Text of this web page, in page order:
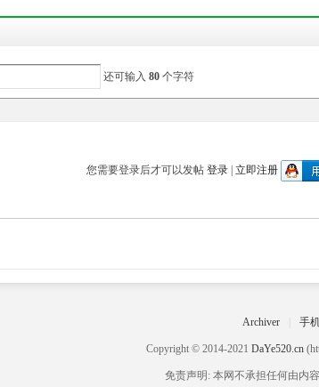
还可输入 80 个字符
您需要登录后才可以发帖 登录| 立即注册
Archiver 手
Copyright © 2014-2021 DaYe520.cn
免责声明: 本网不承担任何由内